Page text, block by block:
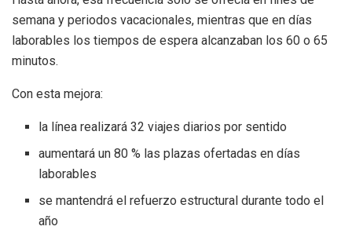
semana y periodos vacacionales, mientras que en días
laborables los tiempos de espera alcanzaban los 60 o 65
minutos.
Con esta mejora:
la línea realizará 32 viajes diarios por sentido
aumentará un 80 % las plazas ofertadas en días
laborables
se mantendrá el refuerzo estructural durante todo el
año